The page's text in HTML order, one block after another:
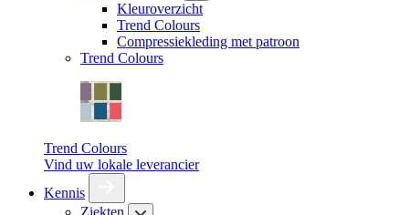
Kleuroverzicht
Trend Colours
Compressiekleding met patroon
Trend Colours
Trend Colours
Vind uw lokale leverancier
Kennis
Ziekten